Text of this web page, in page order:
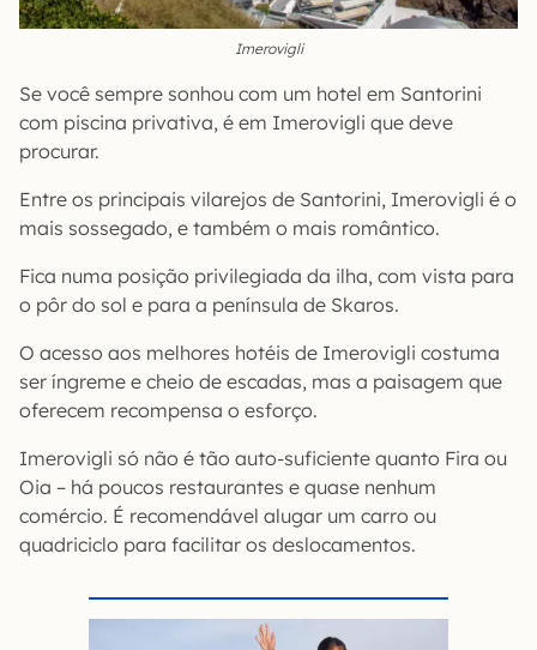
Imerovigli
Se você sempre sonhou com um hotel em Santorini
com piscina privativa, é em Imerovigli que deve
procurar.
Entre os principais vilarejos de Santorini, Imerovigli é o
mais sossegado, e também o mais romântico.
Fica numa posição privilegiada da ilha, com vista para
o pôr do sol e para a península de Skaros.
O acesso aos melhores hotéis de Imerovigli costuma
ser íngreme e cheio de escadas, mas a paisagem que
oferecem recompensa o esforço.
Imerovigli só não é tão auto-suficiente quanto Fira ou
Oia – há poucos restaurantes e quase nenhum
comércio. É recomendável alugar um carro ou
quadriciclo para facilitar os deslocamentos.